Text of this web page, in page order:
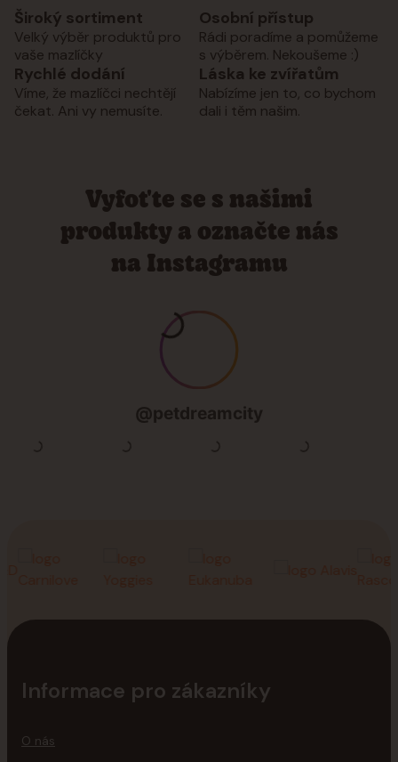
Široký sortiment
Velký výběr produktů pro
vaše mazlíčky
Osobní přístup
Rádi poradíme a pomůžeme
s výběrem. Nekoušeme :)
Rychlé dodání
Víme, že mazlíčci nechtějí
čekat. Ani vy nemusíte.
Láska ke zvířatům
Nabízíme jen to, co bychom
dali i těm našim.
Informace pro zákazníky
O nás
Vyfoťte se s našimi
produkty a označte nás
na Instagramu